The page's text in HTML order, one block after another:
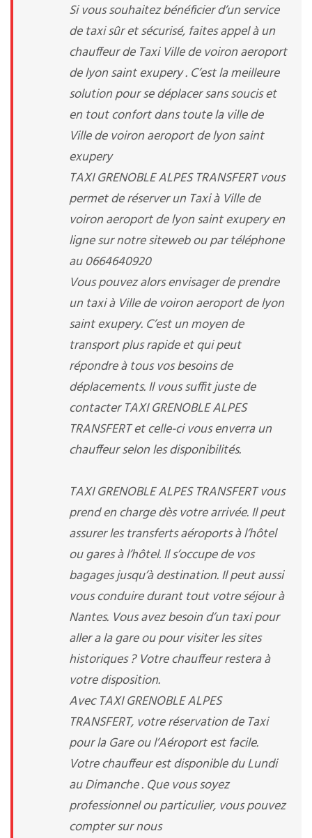
Si vous souhaitez bénéficier d’un service
de taxi sûr et sécurisé, faites appel à un
chauffeur de Taxi Ville de voiron aeroport
de lyon saint exupery . C’est la meilleure
solution pour se déplacer sans soucis et
en tout confort dans toute la ville de
Ville de voiron aeroport de lyon saint
exupery
TAXI GRENOBLE ALPES TRANSFERT vous
permet de réserver un Taxi à Ville de
voiron aeroport de lyon saint exupery en
ligne sur notre siteweb ou par téléphone
au 0664640920
Vous pouvez alors envisager de prendre
un taxi à Ville de voiron aeroport de lyon
saint exupery. C’est un moyen de
transport plus rapide et qui peut
répondre à tous vos besoins de
déplacements. Il vous suffit juste de
contacter TAXI GRENOBLE ALPES
TRANSFERT et celle-ci vous enverra un
chauffeur selon les disponibilités.
TAXI GRENOBLE ALPES TRANSFERT vous
prend en charge dès votre arrivée. Il peut
assurer les transferts aéroports à l’hôtel
ou gares à l’hôtel. Il s’occupe de vos
bagages jusqu’à destination. Il peut aussi
vous conduire durant tout votre séjour à
Nantes. Vous avez besoin d’un taxi pour
aller a la gare ou pour visiter les sites
historiques ? Votre chauffeur restera à
votre disposition.
Avec TAXI GRENOBLE ALPES
TRANSFERT, votre réservation de Taxi
pour la Gare ou l’Aéroport est facile.
Votre chauffeur est disponible du Lundi
au Dimanche . Que vous soyez
professionnel ou particulier, vous pouvez
compter sur nous